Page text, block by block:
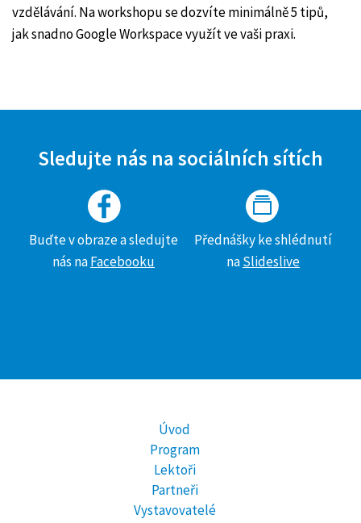
vzdělávání. Na workshopu se dozvíte minimálně 5 tipů,
jak snadno Google Workspace využít ve vaši praxi.
Sledujte nás na sociálních sítích
Buďte v obraze a sledujte
nás naFacebooku
Přednášky ke shlédnutí
naSlideslive
Úvod
Program
Lektoři
Partneři
Vystavovatelé